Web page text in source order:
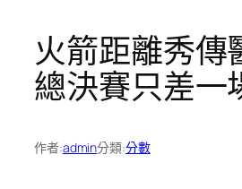
火箭距離秀傳
總決賽只差一
作者:admin分類:分數